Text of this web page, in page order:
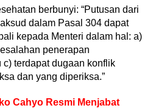
berbunyi: “Putusan dari
dalam Pasal 304 dapat
kepada Menteri dalam hal: a)
penerapan
terdapat dugaan konflik
dan yang diperiksa.”
Cahyo Resmi Menjabat